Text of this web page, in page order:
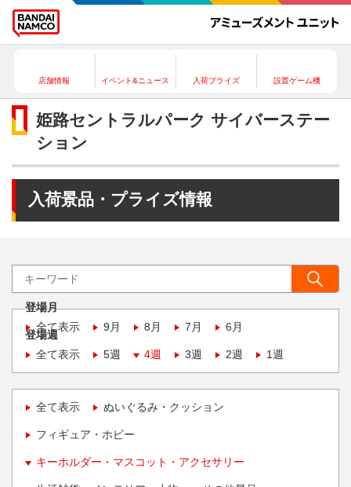
店舗情報 イベント&ニュース 入荷プライズ 設置ゲーム機
姫路セントラルパーク サイバーステー
ション
入荷景品・プライズ情報
登場月
全て表示
9月 8月 7月 6月
登場週
全て表示
5週 4週 3週 2週 1週
全て表示 ぬいぐるみ・クッション
フィギュア・ホビー
キーホルダー・マスコット・アクセサリー